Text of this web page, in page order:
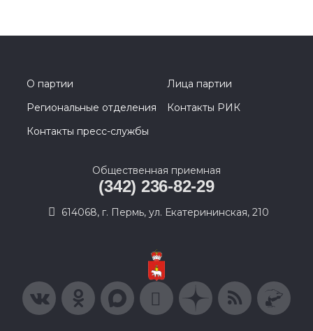
О партии
Лица партии
Региональные отделения
Контакты РИК
Контакты пресс-службы
Общественная приемная
(342) 236-82-29
614068, г. Пермь, ул. Екатерининская, 210